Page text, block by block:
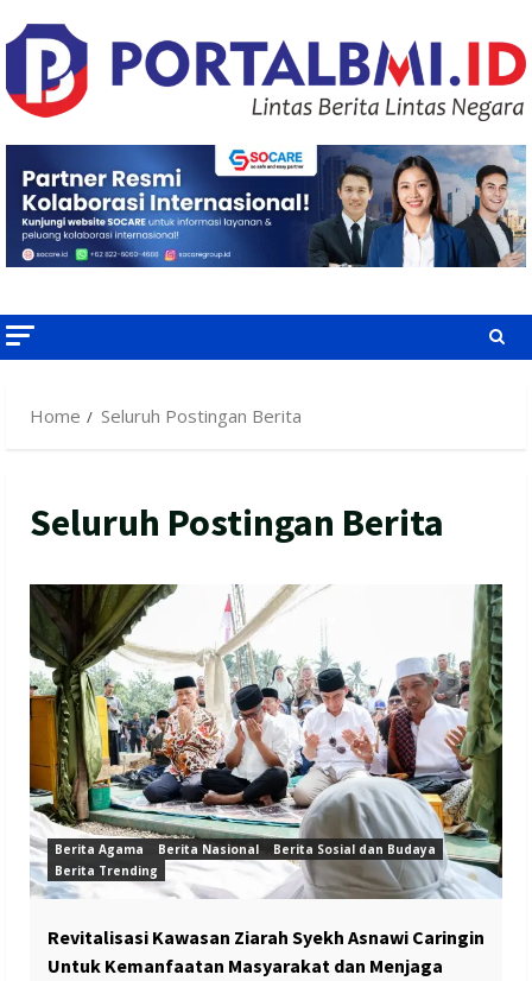
to
content
Home Seluruh Postingan Berita
Seluruh Postingan Berita
Berita Agama Berita Nasional
Berita Sosial dan Budaya
Berita Trending
Revitalisasi Kawasan Ziarah Syekh Asnawi Caringin
Untuk Kemanfaatan Masyarakat dan Menjaga